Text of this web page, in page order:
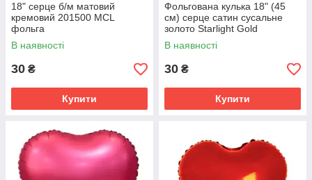
18" серце б/м матовий
кремовий 201500 MCL
фольга
В наявності
30 ₴
Купити
Фольгована кулька 18" (45
см) серце сатин сусальне
золото Starlight Gold
В наявності
30 ₴
Купити